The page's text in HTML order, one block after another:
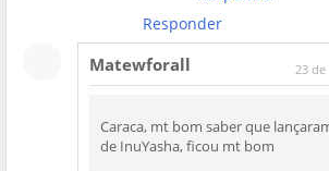
Responder
Matewforall 23 de
Caraca, mt bom saber que
de InuYasha, ficou mt bom